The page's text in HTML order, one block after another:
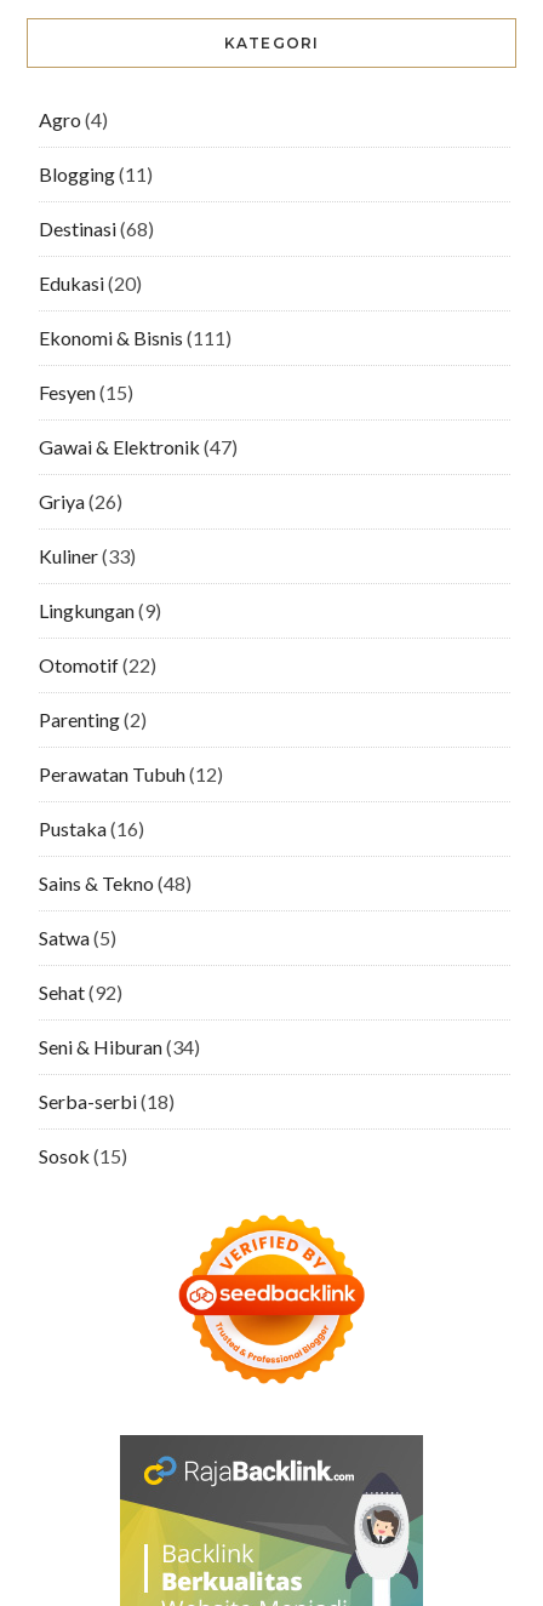
KATEGORI
Agro (4)
Blogging(11)
Destinasi(68)
Edukasi(20)
Ekonomi & Bisnis (111)
Fesyen(15)
Gawai & Elektronik (47)
Griya(26)
Kuliner(33)
Lingkungan(9)
Otomotif(22)
Parenting(2)
Perawatan Tubuh(12)
Pustaka(16)
Sains & Tekno (48)
Satwa(5)
Sehat(92)
Seni & Hiburan(34)
Serba-serbi(18)
Sosok (15)